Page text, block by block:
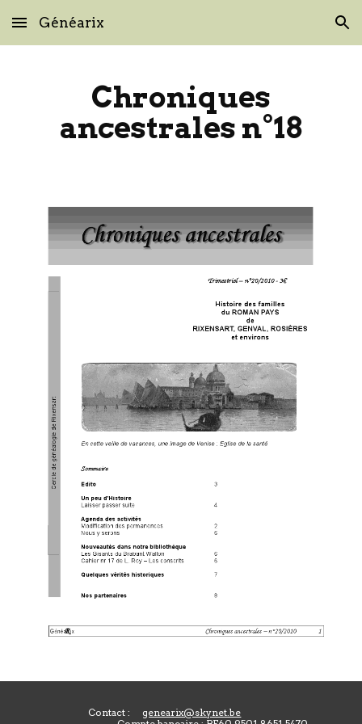
Skip to main content Skip to navigation
Généarix
Chroniques
ancestrales n°18
Contact : genearix@skynet.be